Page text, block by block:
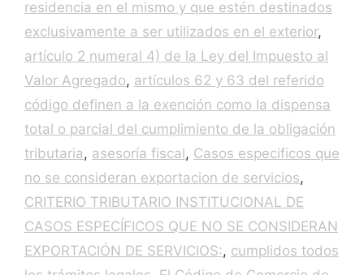
Muc
has
grac
residencia en el mismo y que estén destinados
exclusivamente a ser utilizados en el exterior,
artículo 2 numeral 4) de la Ley del Impuesto al
Valor Agregado, artículos 62 y 63 del referido
código definen a la exención como la dispensa
total o parcial del cumplimiento de la obligación
tributaria, asesoría fiscal, Casos especificos que
no se consideran exportacion de servicios,
CRITERIO TRIBUTARIO INSTITUCIONAL DE
CASOS ESPECÍFICOS QUE NO SE CONSIDERAN
EXPORTACIÓN DE SERVICIOS:, cumplidos todos